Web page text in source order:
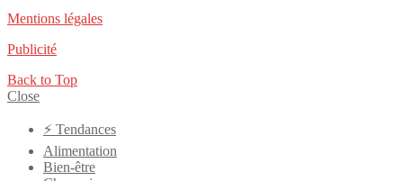
Mentions légales
Publicité
Back to Top
Close
⚡️ Tendances
Alimentation
Bien-être